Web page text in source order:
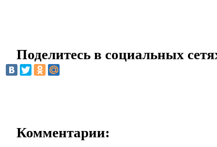
Поделитесь в социальных
Комментарии: